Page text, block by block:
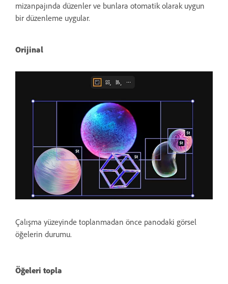
mizanpajında düzenler ve bunlara otomatik olarak uygun
bir düzenleme uygular.
Orijinal
Çalışma yüzeyinde toplanmadan önce panodaki görsel
öğelerin durumu.
Öğeleri topla